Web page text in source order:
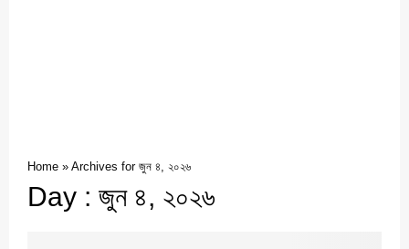
Home » Archives for জুন ৪, ২০২৬
Day : জুন ৪, ২০২৬